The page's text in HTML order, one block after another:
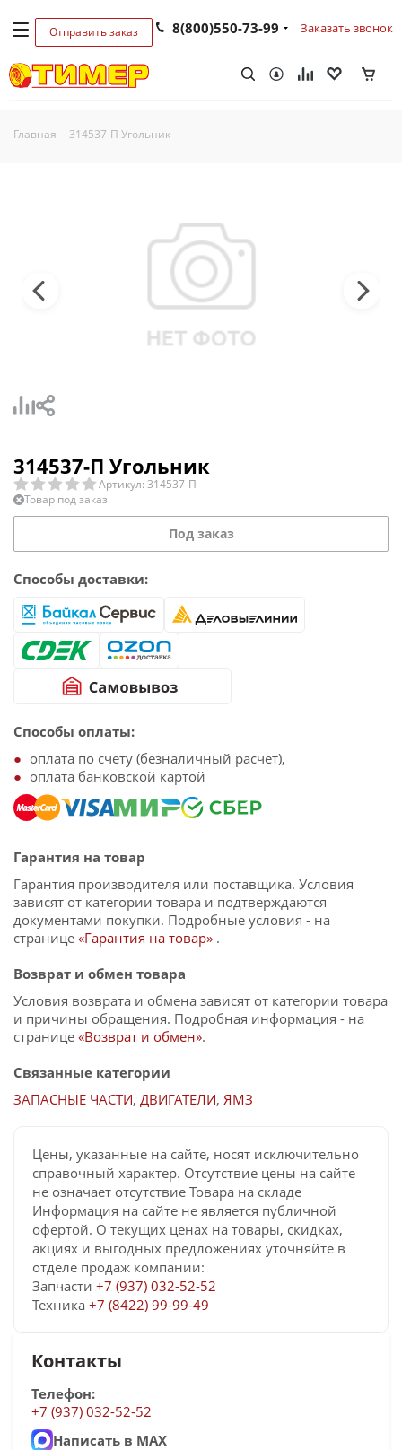
Отправить заказ 8(800)550-73-99 Заказать звонок
Главная - 314537-П Угольник
314537-П Угольник
Артикул: 314537-П
Товар под заказ
Под заказ
Способы доставки:
Способы оплаты:
оплата по счету (безналичный расчет),
оплата банковской картой
Гарантия на товар
Гарантия производителя или поставщика. Условия
зависят от категории товара и подтверждаются
документами покупки. Подробные условия - на
странице «Гарантия на товар» .
Возврат и обмен товара
Условия возврата и обмена зависят от категории товара
и причины обращения. Подробная информация - на
странице «Возврат и обмен».
Связанные категории
ЗАПАСНЫЕ ЧАСТИ, ДВИГАТЕЛИ, ЯМЗ
Цены, указанные на сайте, носят исключительно
справочный характер. Отсутствие цены на сайте
не означает отсутствие Товара на складе
Информация на сайте не является публичной
офертой. О текущих ценах на товары, скидках,
акциях и выгодных предложениях уточняйте в
отделе продаж компании:
Запчасти +7 (937) 032-52-52
Техника +7 (8422) 99-99-49
Контакты
Телефон:
+7 (937) 032-52-52
Написать в MAX